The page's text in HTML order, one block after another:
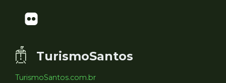
TurismoSantos
TurismoSantos.com.br